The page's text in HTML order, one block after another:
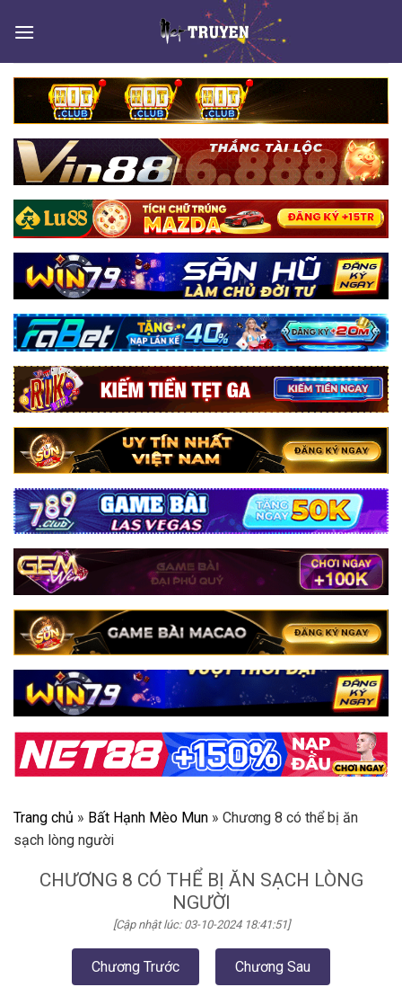
Trang chủ » Bất Hạnh Mèo Mun » Chương 8 có thể bị ăn
sạch lòng người
CHƯƠNG 8 CÓ THỂ BỊ ĂN SẠCH LÒNG
NGƯỜI
[Cập nhật lúc: 03-10-2024 18:41:51]
Chương Trước Chương Sau